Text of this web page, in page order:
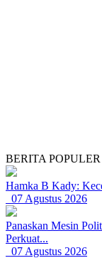
BERITA POPULER
Hamka B Kady:
07 Agustus 2026
Panaskan Mesin
Perkuat...
07 Agustus 2026